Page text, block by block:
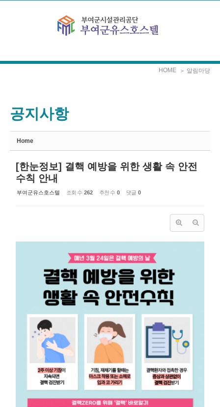
HOME ＞ 알림마당
공지사항
Home
[한눈정보] 결핵 예방을 위한 생활 속 안전
수칙 안내
부여군유스호스텔 조회 수 262 추천 수 0 댓글 0